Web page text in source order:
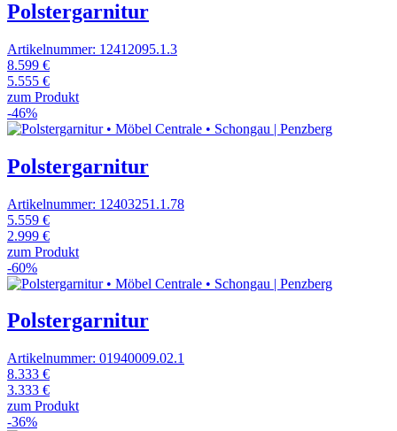
Polstergarnitur
Artikelnummer: 12412095.1.3
8.599 €
5.555 €
zum Produkt
-46%
Polstergarnitur
Artikelnummer: 12403251.1.78
5.559 €
2.999 €
zum Produkt
-60%
Polstergarnitur
Artikelnummer: 01940009.02.1
8.333 €
3.333 €
zum Produkt
-36%